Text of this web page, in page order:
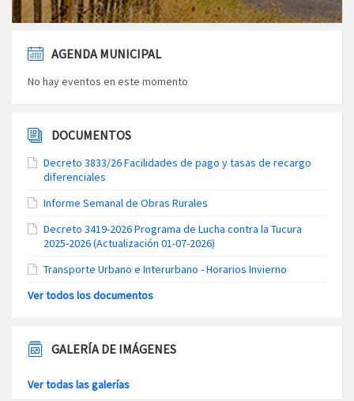
AGENDA MUNICIPAL
No hay eventos en este momento
DOCUMENTOS
Decreto 3833/26 Facilidades de pago y tasas de recargo
diferenciales
Informe Semanal de Obras Rurales
Decreto 3419-2026 Programa de Lucha contra la Tucura
2025-2026 (Actualización 01-07-2026)
Transporte Urbano e Interurbano - Horarios Invierno
Ver todos los documentos
GALERÍA DE IMÁGENES
Ver todas las galerías